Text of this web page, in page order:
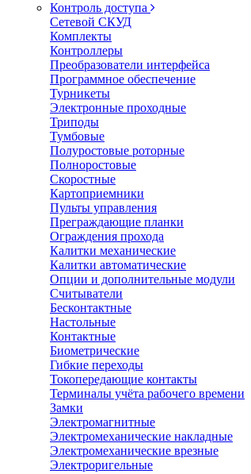
Контроль доступа
Сетевой СКУД
Комплекты
Контроллеры
Преобразователи интерфейса
Программное обеспечение
Турникеты
Электронные проходные
Триподы
Тумбовые
Полуростовые роторные
Полноростовые
Скоростные
Картоприемники
Пульты управления
Преграждающие планки
Ограждения прохода
Калитки механические
Калитки автоматические
Опции и дополнительные модули
Считыватели
Бесконтактные
Настольные
Контактные
Биометрические
Гибкие переходы
Токопередающие контакты
Терминалы учёта рабочего времени
Замки
Электромагнитные
Электромеханические накладные
Электромеханические врезные
Электроригельные